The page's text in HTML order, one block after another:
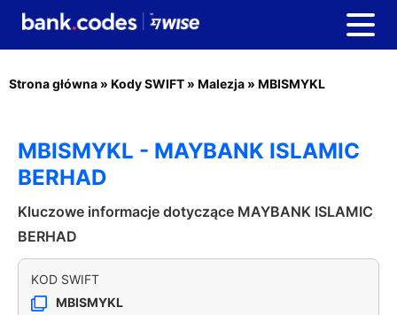
Strona główna » Kody SWIFT » Malezja » MBISMYKL
MBISMYKL - MAYBANK ISLAMIC
BERHAD
Kluczowe informacje dotyczące MAYBANK ISLAMIC
BERHAD
KOD SWIFT
MBISMYKL